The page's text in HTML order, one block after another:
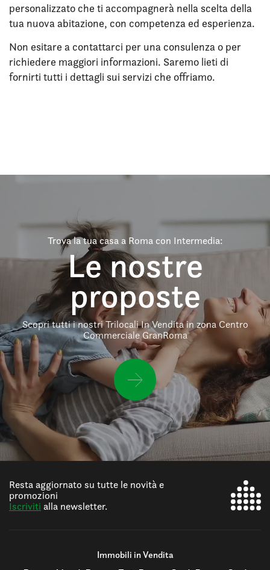
personalizzato che ti accompagnerà nella scelta della
tua nuova abitazione, con competenza ed esperienza.
Non esitare a contattarci per una consulenza o per
richiedere maggiori informazioni. Saremo lieti di
fornirti tutti i dettagli sui servizi che offriamo.
Trova la tua casa a Roma con Intermedia:
Le nostre
proposte
Scopri tutti i nostri Trilocali In Vendita in zona Centro
Commerciale GranRoma
Resta aggiornato su tutte le novità e
promozioni
Iscriviti alla newsletter.
Immobili in Vendita